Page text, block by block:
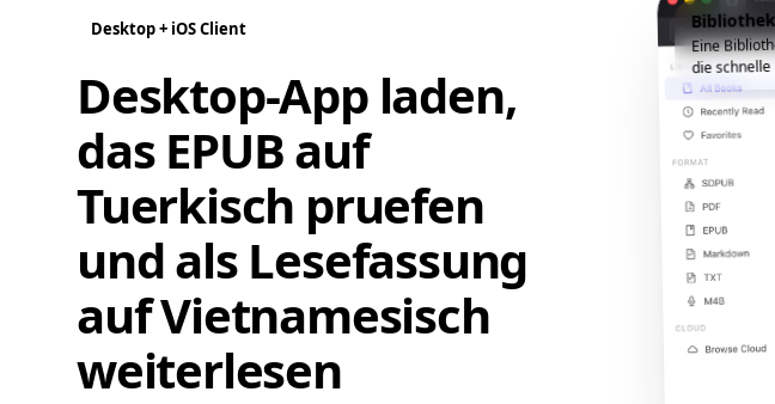
Desktop + iOS Client
Desktop-App laden,
das EPUB auf
Tuerkisch pruefen
und als Lesefassung
auf Vietnamesisch
weiterlesen
Bibliothek
Eine
die schnelle